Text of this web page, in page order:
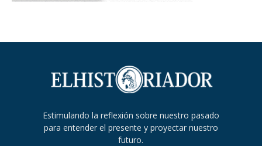
Estimulando la reflexión sobre nuestro pasado
para entender el presente y proyectar nuestro
futuro.